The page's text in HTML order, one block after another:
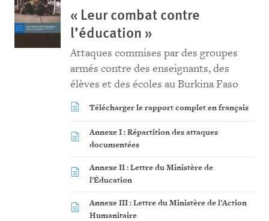
« Leur combat contre
l’éducation »
Attaques commises par des groupes
armés contre des enseignants, des
élèves et des écoles au Burkina Faso
Télécharger le rapport complet en français
Annexe I : Répartition des attaques
documentées
Annexe II : Lettre du Ministère de
l’Éducation
Annexe III : Lettre du Ministère de l’Action
Humanitaire